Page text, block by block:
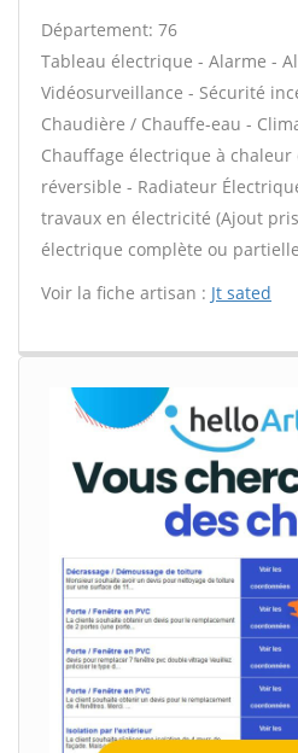
Département: 76
Tableau électrique - Alarme -
Vidéosurveillance - Sécurité
Chaudière / Chauffe-eau -
Chauffage électrique à
réversible - Radiateur
travaux en électricité (Ajout
électrique complète ou
Voir la fiche artisan : Jt sated